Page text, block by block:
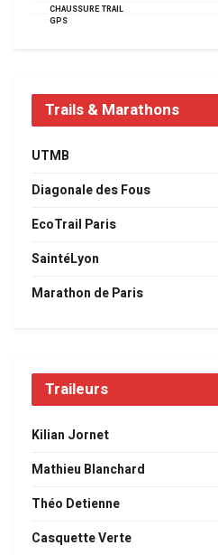
CHAUSSURE TRAIL
GPS
Trails & Marathons
UTMB
Diagonale des Fous
EcoTrail Paris
SaintéLyon
Marathon de Paris
Traileurs
Kilian Jornet
Mathieu Blanchard
Théo Detienne
Casquette Verte